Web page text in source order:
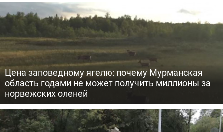
Цена заповедному ягелю: почему Мурманская
область годами не может получить миллионы за
норвежских оленей